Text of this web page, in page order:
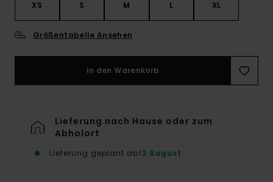
XS S M L XL
Größentabelle Ansehen
In den Warenkorb
Lieferung nach Hause oder zum
Abholort
Lieferung geplant ab12 August